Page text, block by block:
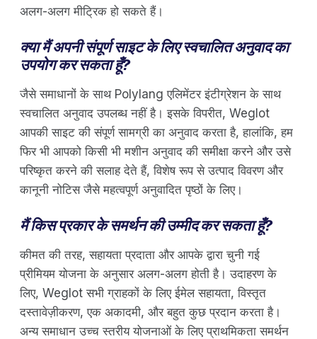
अलग-अलग मीट्रिक हो सकते हैं।
क्या मैं अपनी संपूर्ण साइट के लिए स्वचालित अनुवाद का
उपयोग कर सकता हूँ?
जैसे समाधानों के साथ Polylang एलिमेंटर इंटीग्रेशन के साथ
स्वचालित अनुवाद उपलब्ध नहीं है। इसके विपरीत, Weglot
आपकी साइट की संपूर्ण सामग्री का अनुवाद करता है, हालांकि, हम
फिर भी आपको किसी भी मशीन अनुवाद की समीक्षा करने और उसे
परिष्कृत करने की सलाह देते हैं, विशेष रूप से उत्पाद विवरण और
कानूनी नोटिस जैसे महत्वपूर्ण अनुवादित पृष्ठों के लिए।
मैं किस प्रकार के समर्थन की उम्मीद कर सकता हूँ?
कीमत की तरह, सहायता प्रदाता और आपके द्वारा चुनी गई
प्रीमियम योजना के अनुसार अलग-अलग होती है। उदाहरण के
लिए, Weglot सभी ग्राहकों के लिए ईमेल सहायता, विस्तृत
दस्तावेज़ीकरण, एक अकादमी, और बहुत कुछ प्रदान करता है।
अन्य समाधान उच्च स्तरीय योजनाओं के लिए प्राथमिकता समर्थन